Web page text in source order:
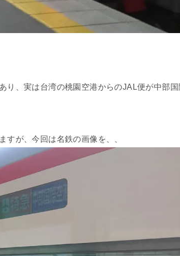
り、実は台湾の桃園空港からのJAL便が中部国
すが、今回は名鉄の画像を、、